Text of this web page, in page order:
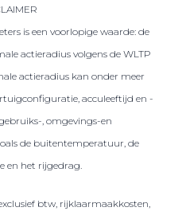
is een voorlopige waarde: de
actieradius volgens de WLTP
actieradius kan onder meer
acculeeftijd en -
, omgevings-en
de buitentemperatuur, de
en het rijgedrag.
btw, rijklaarmaakkosten,